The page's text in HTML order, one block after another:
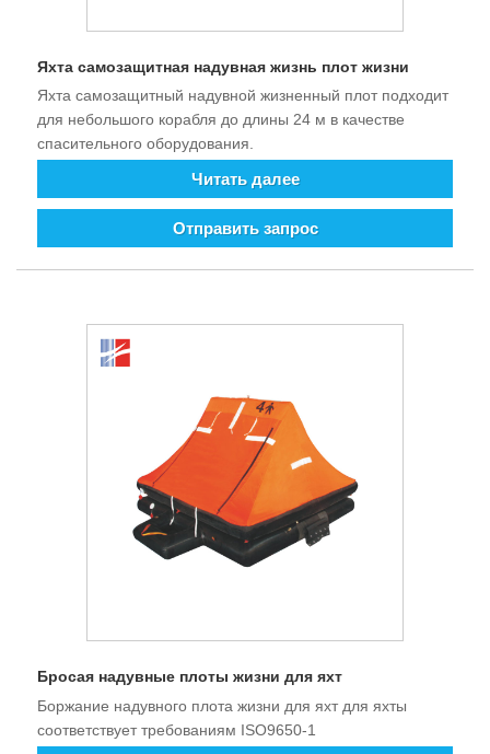
Яхта самозащитная надувная жизнь плот жизни
Яхта самозащитный надувной жизненный плот подходит
для небольшого корабля до длины 24 м в качестве
спасительного оборудования.
Читать далее
Отправить запрос
Бросая надувные плоты жизни для яхт
Боржание надувного плота жизни для яхт для яхты
соответствует требованиям ISO9650-1